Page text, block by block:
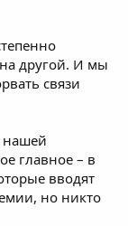
другой. И мы
связи
нашей
главное – в
вводят
но никто